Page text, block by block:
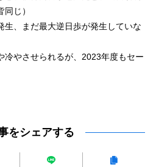
じ）
生、まだ最大逆日歩が発生していな
冷やさせられるが、2023年度もセー
をシェアする